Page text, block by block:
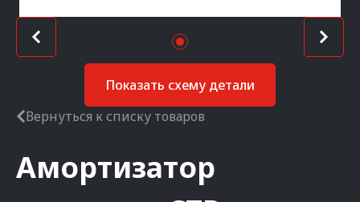
Показать схему детали
Вернуться к списку товаров
Амортизатор